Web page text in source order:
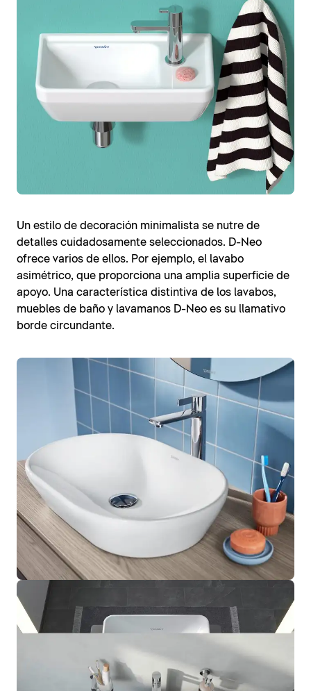
Un estilo de decoración minimalista se nutre de
detalles cuidadosamente seleccionados. D-Neo
ofrece varios de ellos. Por ejemplo, el lavabo
asimétrico, que proporciona una amplia superficie de
apoyo. Una característica distintiva de los lavabos,
muebles de baño y lavamanos D-Neo es su llamativo
borde circundante.